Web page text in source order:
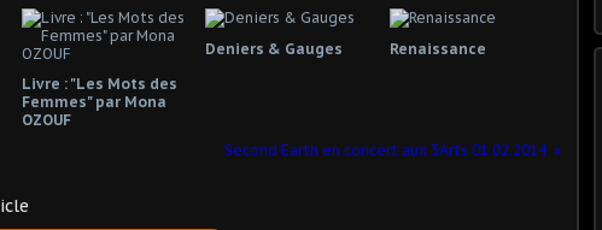
Livre : "Les Mots des
Femmes" par Mona
OZOUF
Deniers & Gauges Renaissance
Second Earth en concert aux 3Arts 01.02.2014